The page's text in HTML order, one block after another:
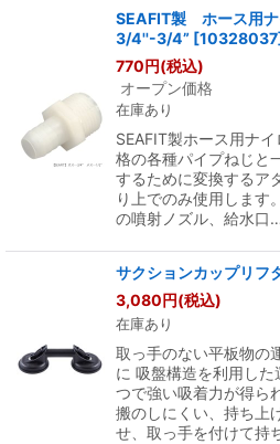
SEAFIT製 ホース用ナ
3/4''-3/4” [10328037
770円(税込)
オープン価格
在庫あり
SEAFIT製ホース用ナ
格の各種パイプねじと
するために変換するア
り上でのみ使用します
の噴射ノズル、給水口
サクションカップリフ
3,080円(税込)
在庫あり
取っ手のない平板物の
に 吸盤構造を利用し
つで強い吸着力が得ら
搬のしにくい、持ち上
せ、取っ手を付けて持